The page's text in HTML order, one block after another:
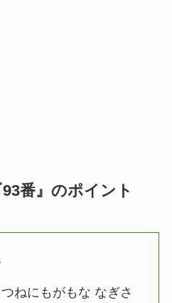
番』のポイント
つねにもがもな なぎさ